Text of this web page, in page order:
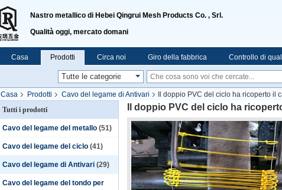
Nastro metallico di Hebei Qingrui Mesh Products Co. , Srl.
Qualità oggi, mercato domani
Casa Prodotti Circa noi Giro della fabbrica Controllo di
Casa Prodotti Cavo del legame di Antivari
Il doppio PVC del ciclo ha ricoperto il
Tutti i prodotti
Cavo del legame del metallo (51)
Cavo del legame del ciclo (41)
Cavo del legame di Antivari (29)
Cavo del legame del tondo per
Il doppio PVC del ciclo ha